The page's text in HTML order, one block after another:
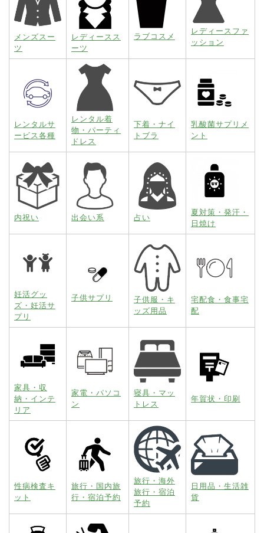
メンズスー
ツ
レディースス
ーツ
ラブコスメ
レディースファ
ッション
レンタルサ
ービス各種
レンタル着
物・パーティ
ドレス
下着・ナイ
トブラ
乳酸菌サプリメ
ント
内祝い 出会い系 占い
夏対策・発汗・
日焼け
妊活グッ
ズ・妊活サ
プリ
子供サプリ
子供服・キ
ッズ用品
宅配食・食事宅
配
家具・収
納・インテ
リア
家電・パソコ
ン
寝具・マッ
トレス
年賀状・印刷
性病検査キ
ット
旅行・国内旅
行・宿泊予約
旅行・海外
旅行・宿泊
予約
日用品・生活雑
貨